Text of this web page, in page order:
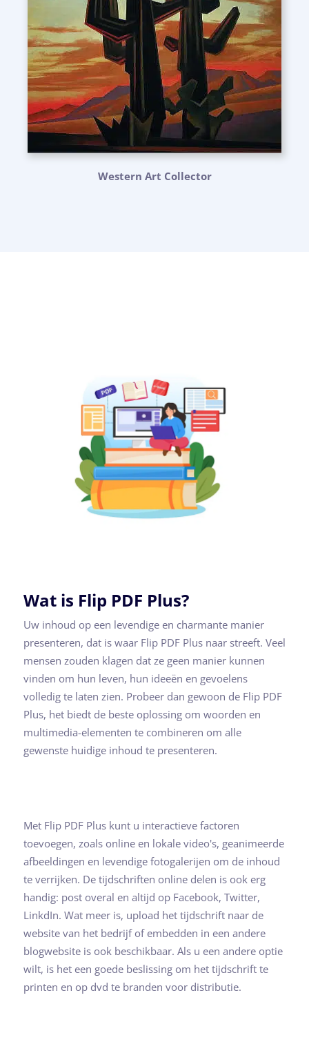
Western Art Collector
Wat is Flip PDF Plus?
Uw inhoud op een levendige en charmante manier
presenteren, dat is waar Flip PDF Plus naar streeft. Veel
mensen zouden klagen dat ze geen manier kunnen
vinden om hun leven, hun ideeën en gevoelens
volledig te laten zien. Probeer dan gewoon de Flip PDF
Plus, het biedt de beste oplossing om woorden en
multimedia-elementen te combineren om alle
gewenste huidige inhoud te presenteren.
Met Flip PDF Plus kunt u interactieve factoren
toevoegen, zoals online en lokale video's, geanimeerde
afbeeldingen en levendige fotogalerijen om de inhoud
te verrijken. De tijdschriften online delen is ook erg
handig: post overal en altijd op Facebook, Twitter,
LinkdIn. Wat meer is, upload het tijdschrift naar de
website van het bedrijf of embedden in een andere
blogwebsite is ook beschikbaar. Als u een andere optie
wilt, is het een goede beslissing om het tijdschrift te
printen en op dvd te branden voor distributie.